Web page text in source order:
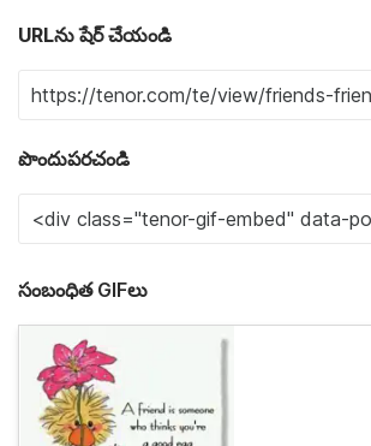
URLను షేర్ చేయండి
పొందుపరచండి
సంబంధిత GIFలు